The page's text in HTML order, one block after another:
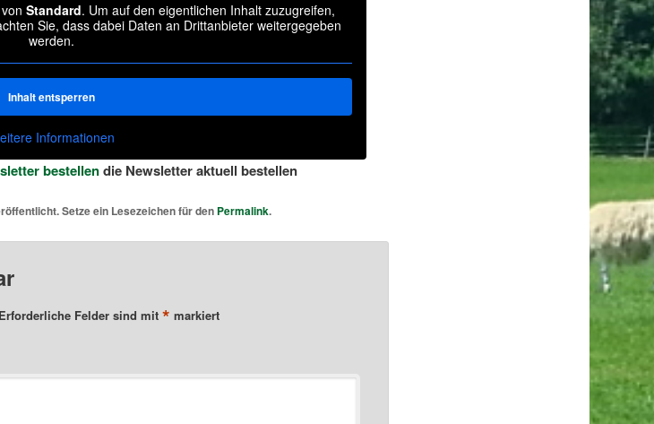
Standard. Um auf den eigentlichen Inhalt zuzugreifen,
Sie, dass dabei Daten an Drittanbieter weitergegeben
werden.
Inhalt entsperren
Informationen
bestellendie Newsletter aktuell bestellen
Setze ein Lesezeichen für den Permalink.
Erforderliche Felder sind mit* markiert